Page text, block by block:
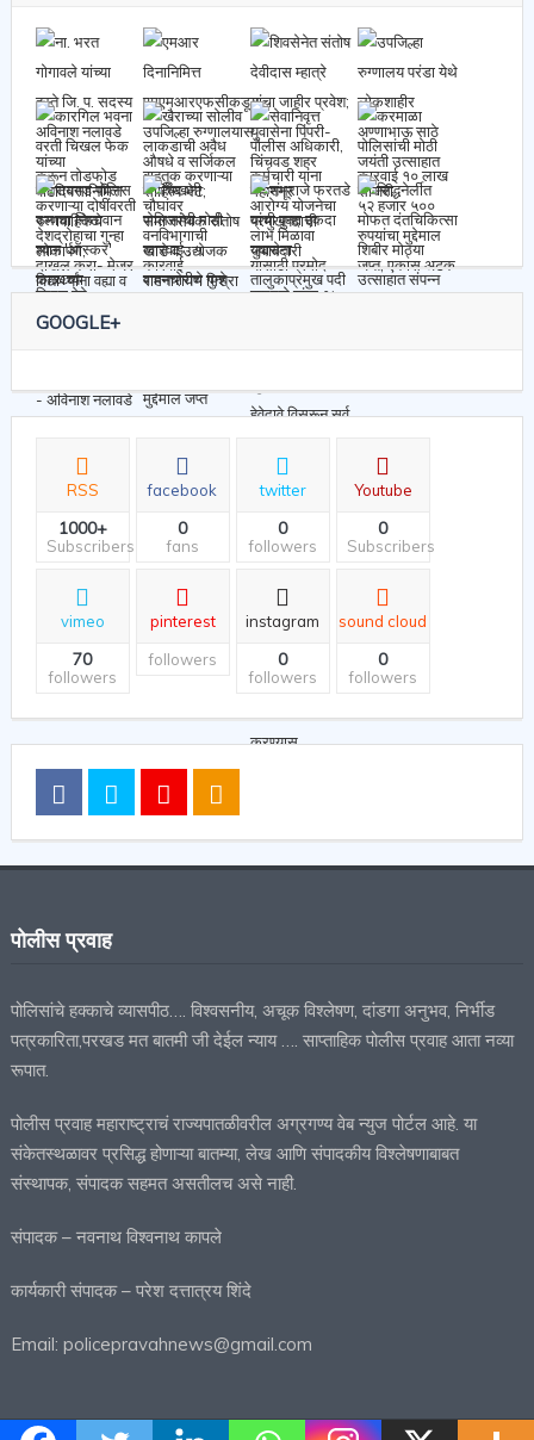
GOOGLE+
RSS
1000+
Subscribers
facebook
0
fans
twitter
0
followers
Youtube
0
Subscribers
vimeo
70
followers
pinterest
followers
instagram
0
followers
sound cloud
0
followers
पोलीस प्रवाह
पोलिसांचे हक्काचे व्यासपीठ…. विश्वसनीय, अचूक विश्लेषण, दांडगा अनुभव, निर्भीड
पत्रकारिता,परखड मत बातमी जी देईल न्याय …. साप्ताहिक पोलीस प्रवाह आता नव्या
रूपात.
पोलीस प्रवाह महाराष्ट्राचं राज्यपातळीवरील अग्रगण्य वेब न्युज पोर्टल आहे. या
संकेतस्थळावर प्रसिद्ध होणाऱ्या बातम्या, लेख आणि संपादकीय विश्लेषणाबाबत
संस्थापक, संपादक सहमत असतीलच असे नाही.
संपादक – नवनाथ विश्वनाथ कापले
कार्यकारी संपादक – परेश दत्तात्रय शिंदे
Email: policepravahnews@gmail.com